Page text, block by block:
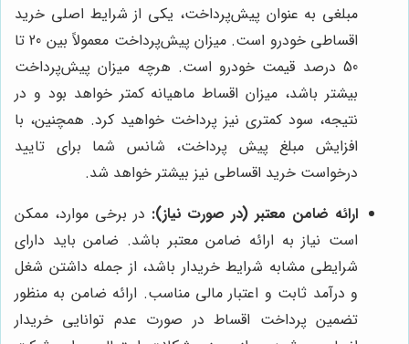
مبلغی به عنوان پیش‌پرداخت، یکی از شرایط اصلی خرید
اقساطی خودرو است. میزان پیش‌پرداخت معمولاً بین 20 تا
50 درصد قیمت خودرو است. هرچه میزان پیش‌پرداخت
بیشتر باشد، میزان اقساط ماهیانه کمتر خواهد بود و در
نتیجه، سود کمتری نیز پرداخت خواهید کرد. همچنین، با
افزایش مبلغ پیش پرداخت، شانس شما برای تایید
درخواست خرید اقساطی نیز بیشتر خواهد شد.
ارائه ضامن معتبر (در صورت نیاز): در برخی موارد، ممکن
است نیاز به ارائه ضامن معتبر باشد. ضامن باید دارای
شرایطی مشابه شرایط خریدار باشد، از جمله داشتن شغل
و درآمد ثابت و اعتبار مالی مناسب. ارائه ضامن به منظور
تضمین پرداخت اقساط در صورت عدم توانایی خریدار